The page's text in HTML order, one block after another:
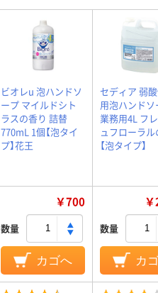
ビオレu 泡ハンドソ
ープ マイルドシト
ラスの香り 詰替
770mL 1個【泡タイ
プ】花王
セディア 弱
用泡ハンドソ
業務用4L フ
ュフローラ
【泡タイプ】
￥700
数量
カゴへ
数量
カ